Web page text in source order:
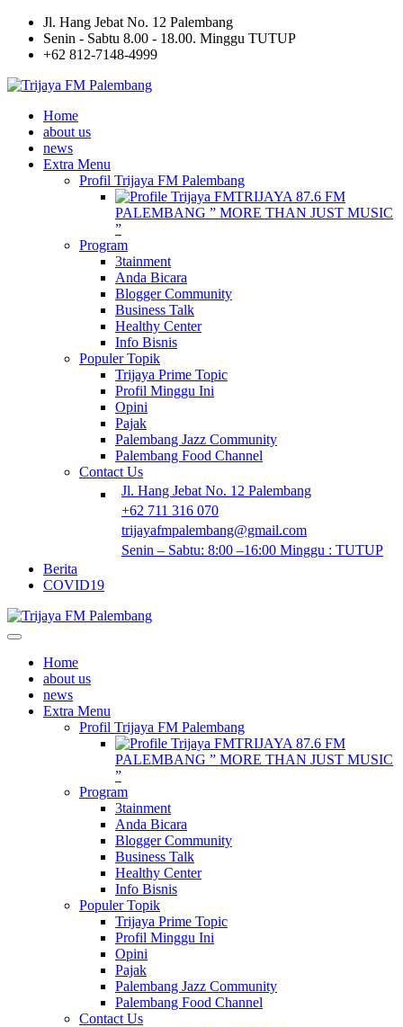
Jl. Hang Jebat No. 12 Palembang
Senin - Sabtu 8.00 - 18.00. Minggu TUTUP
+62 812-7148-4999
Home
about us
news
Extra Menu
Profil Trijaya FM Palembang
TRIJAYA 87.6 FM
PALEMBANG ” MORE THAN JUST MUSIC
”
Program
3tainment
Anda Bicara
Blogger Community
Business Talk
Healthy Center
Info Bisnis
Populer Topik
Trijaya Prime Topic
Profil Minggu Ini
Opini
Pajak
Palembang Jazz Community
Palembang Food Channel
Contact Us
Jl. Hang Jebat No. 12 Palembang
+62 711 316 070
trijayafmpalembang@gmail.com
Senin – Sabtu: 8:00 –16:00 Minggu : TUTUP
Berita
COVID19
Home
about us
news
Extra Menu
Profil Trijaya FM Palembang
TRIJAYA 87.6 FM
PALEMBANG ” MORE THAN JUST MUSIC
”
Program
3tainment
Anda Bicara
Blogger Community
Business Talk
Healthy Center
Info Bisnis
Populer Topik
Trijaya Prime Topic
Profil Minggu Ini
Opini
Pajak
Palembang Jazz Community
Palembang Food Channel
Contact Us